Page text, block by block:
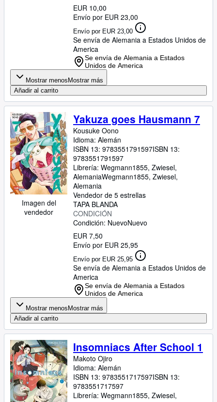
EUR 10,00
Envío por EUR 23,00
Envío por EUR 23,00
Se envía de Alemania a Estados Unidos de
America
Se envía de Alemania a Estados
Unidos de America
Mostrar menos Mostrar más
Añadir al carrito
Imagen del
vendedor
Yakuza goes Hausmann 7
Kousuke Oono
Idioma: Alemán
ISBN 13: 9783551791597ISBN 13:
9783551791597
Librería: Wegmann1855, Zwiesel,
AlemaniaWegmann1855, Zwiesel,
Alemania
Vendedor de 5 estrellas
TAPA BLANDA
CONDICIÓN
Condición: NuevoNuevo
EUR 7,50
Envío por EUR 25,95
Envío por EUR 25,95
Se envía de Alemania a Estados Unidos de
America
Se envía de Alemania a Estados
Unidos de America
Mostrar menos Mostrar más
Añadir al carrito
Insomniacs After School 1
Makoto Ojiro
Idioma: Alemán
ISBN 13: 9783551717597ISBN 13:
9783551717597
Librería: Wegmann1855, Zwiesel,